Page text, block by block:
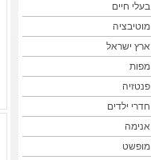
בעלי חיים
מוטיבציה
ארץ ישראל
מפות
פנטזיה
חדרי ילדים
אנימה
מופשט